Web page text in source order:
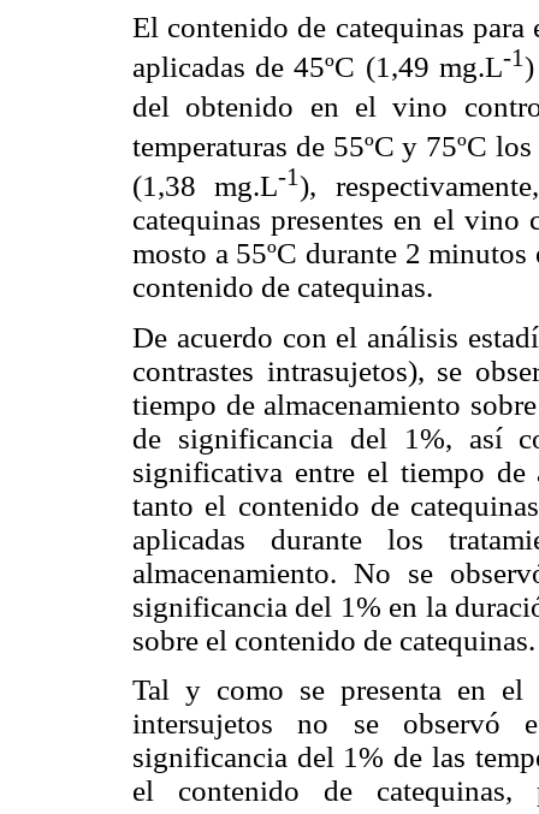
El contenido de catequinas
aplicadas de 45ºC (1,49 mg.L-1
del obtenido en el vino
temperaturas de 55ºC y 75ºC
(1,38 mg.L-1),
catequinas presentes en el
mosto a 55ºC durante 2
contenido de catequinas.
De acuerdo con el análisis
contrastes intrasujetos), se
tiempo de almacenamiento
de significancia del 1%, así
significativa entre el tiempo de
tanto el contenido de
aplicadas durante los
almacenamiento. No se
significancia del 1% en la
sobre el contenido de catequinas.
Tal y como se presenta en el
intersujetos no se observó
significancia del 1% de las
el contenido de